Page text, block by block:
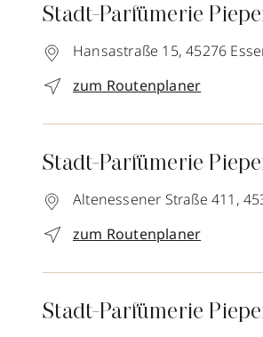
Stadt-Parfümerie
Hansastraße 15, 45276
zum Routenplaner
Stadt-Parfümerie
Altenessener Straße 411,
zum Routenplaner
Stadt-Parfümerie